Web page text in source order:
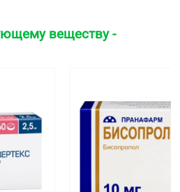
400, титана диоксид,
оксид красный.
таблетки, покрытые
с риской.
веществу -